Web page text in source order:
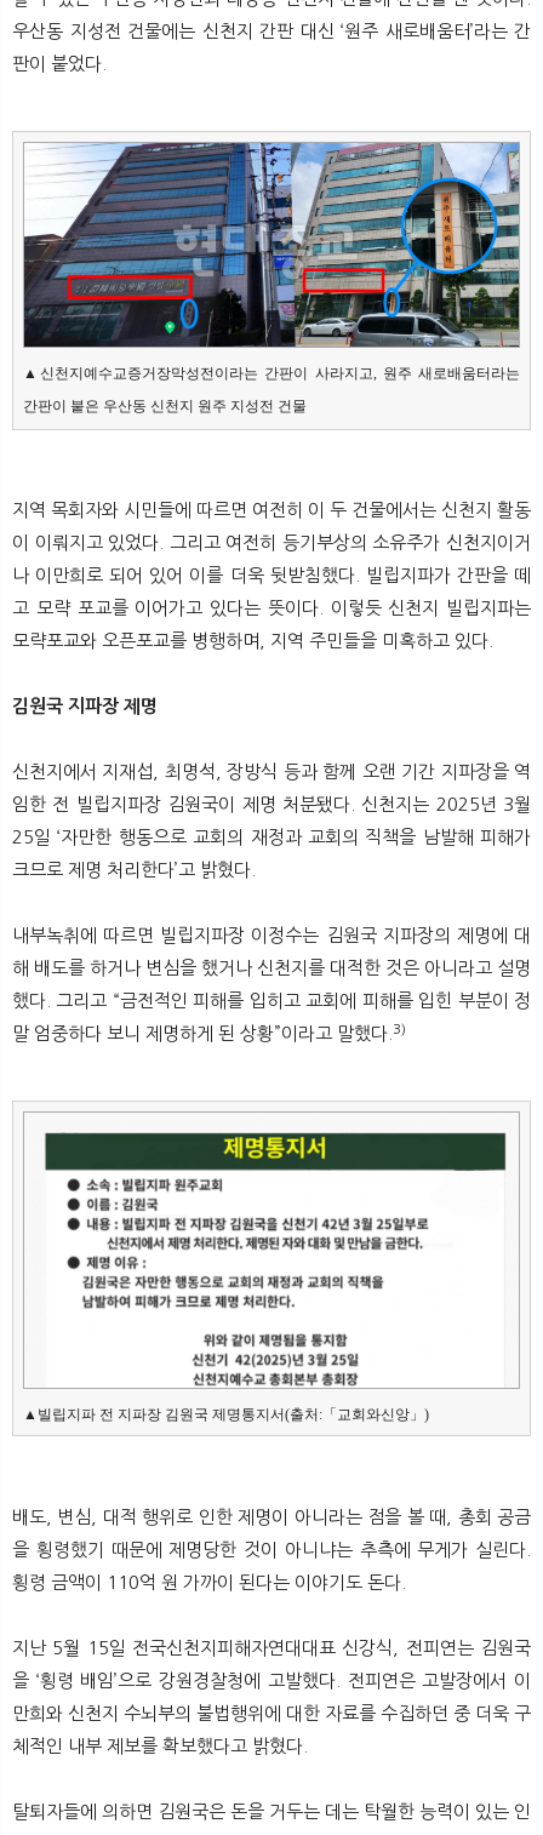
우산동 지성전 건물에는 신천지 간판 대신 ‘원주 새로배움터’라는 간
판이 붙었다.
▲신천지예수교증거장막성전이라는 간판이 사라지고, 원주 새로배움터라는
간판이 붙은 우산동 신천지 원주 지성전 건물
지역 목회자와 시민들에 따르면 여전히 이 두 건물에서는 신천지 활동
이 이뤄지고 있었다. 그리고 여전히 등기부상의 소유주가 신천지이거
나 이만희로 되어 있어 이를 더욱 뒷받침했다. 빌립지파가 간판을 떼
고 모략 포교를 이어가고 있다는 뜻이다. 이렇듯 신천지 빌립지파는
모략포교와 오픈포교를 병행하며, 지역 주민들을 미혹하고 있다.
김원국 지파장 제명
신천지에서 지재섭, 최명석, 장방식 등과 함께 오랜 기간 지파장을 역
임한 전 빌립지파장 김원국이 제명 처분됐다. 신천지는 2025년 3월
25일 ‘자만한 행동으로 교회의 재정과 교회의 직책을 남발해 피해가
크므로 제명 처리한다’고 밝혔다.
내부녹취에 따르면 빌립지파장 이정수는 김원국 지파장의 제명에 대
해 배도를 하거나 변심을 했거나 신천지를 대적한 것은 아니라고 설명
했다. 그리고 “금전적인 피해를 입히고 교회에 피해를 입힌 부분이 정
말 엄중하다 보니 제명하게 된 상황”이라고 말했다. 3)
▲빌립지파 전 지파장 김원국 제명통지서(출처:「교회와신앙」)
배도, 변심, 대적 행위로 인한 제명이 아니라는 점을 볼 때, 총회 공금
을 횡령했기 때문에 제명당한 것이 아니냐는 추측에 무게가 실린다.
횡령 금액이 110억 원 가까이 된다는 이야기도 돈다.
지난 5월 15일 전국신천지피해자연대대표 신강식, 전피연는 김원국
을 ‘횡령 배임’으로 강원경찰청에 고발했다. 전피연은 고발장에서 이
만희와 신천지 수뇌부의 불법행위에 대한 자료를 수집하던 중 더욱 구
체적인 내부 제보를 확보했다고 밝혔다.
탈퇴자들에 의하면 김원국은 돈을 거두는 데는 탁월한 능력이 있는 인